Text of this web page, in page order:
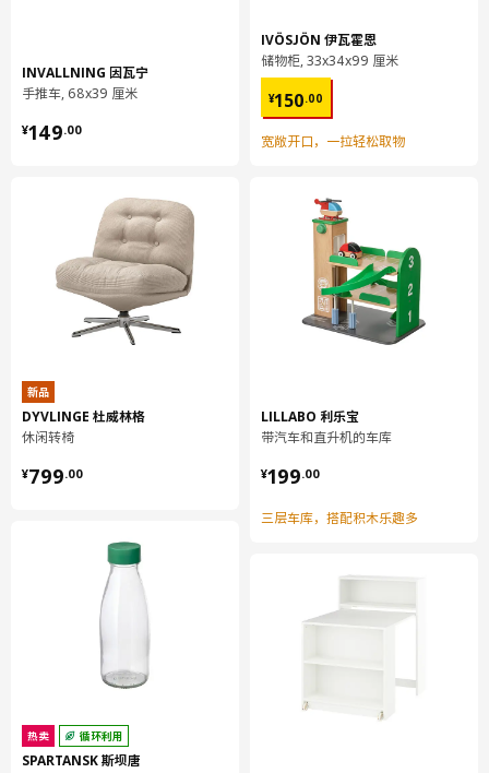
7 厘米
保养说明和环境和材料
保养说明
安装托架/ 固定装置/ 电池盒/ 接线盒/ 开关盖/ 外套:
ABS塑料
铝, 粉末涂层
聚碳酸酯塑料
组装说明和文件
货号 组装手册
STÖTTA 斯多塔 LED橱柜照明条带感
设计师理念
STÖTTA 斯多塔 灯可以放在任何地方，包括抽屉、衣柜、书架、
储物柜。它采用电池控制，无需连接主电源。易于安装，光线良
ABS塑料是一种坚固又稳定的材料，表面光滑，特别适合于餐具抽
屉、厨用器具、牙刷杯和浴室挂钩等日常用品。ABS塑料主要由不
可再生的石油原料制成，但随着技术的不断发展，我们正越来越多
地使用回收ABS塑料。这是我们为实现只使用回收或可再生来源塑
INVALLNING 因瓦宁
手推车, 68x39 厘米
¥149.00
¥ 149.00
新品
DYVLINGE 杜威林格
休闲转椅
¥799.00
¥ 799.00
热卖 循环利用
SPARTANSK 斯坝唐
IVÖSJÖN 伊瓦霍恩
储物柜, 33x34x99 厘米
¥150.00
¥ 150.00
宽敞开口，一拉轻松取物
LILLABO 利乐宝
带汽车和直升机的车库
¥199.00
¥ 199.00
三层车库，搭配积木乐趣多